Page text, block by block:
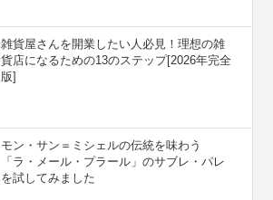
雑貨屋さんを開業したい人必見！理想の雑
貨店になるための13のステップ[2026年完全
版]
モン・サン＝ミシェルの伝統を味わう
「ラ・メール・プラール」のサブレ・パレ
を試してみました